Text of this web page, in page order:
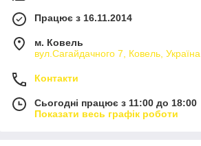
Працює з 16.11.2014
м. Ковель
вул.Сагайдачного 7, Ковель, Україна
Контакти
Сьогодні працює з 11:00 до 18:00
Показати весь графік роботи